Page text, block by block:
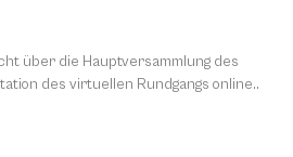
über die Hauptversammlung des
des virtuellen Rundgangs online..